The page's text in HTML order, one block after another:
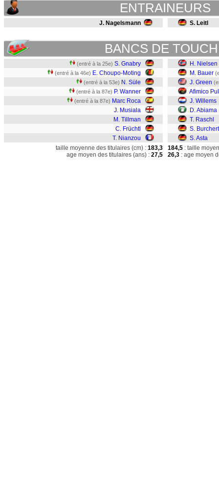
ENTRAINEURS
J. Nagelsmann S. Leitl
BANCS DE
(entré à la 25e) S. Gnabry
(entré à la 46e) E. Choupo-Moting
(entré à la 53e) N. Süle
(entré à la 87e) P. Wanner
(entré à la 87e) Marc Roca
J. Musiala
M. Tillman
C. Früchtl
T. Nianzou
H. Nielsen
M. Bauer
J. Green
Afimico
J. Willems
D. Abiama
T. Raschl
S. Burchert
S. Asta
taille moyenne des titulaires (cm) : 183,3
age moyen des titulaires (ans) : 27,5
184,5 : taille
26,3 : age moyen